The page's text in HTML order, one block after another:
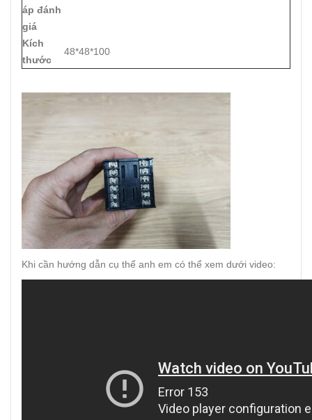
áp đánh
giá
Kích
thước
48*48*100
Khi cần hướng dẫn cụ thể anh em có thể xem dưới video: